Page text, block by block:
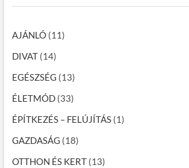
v
i
g
á
c
i
ó
AJÁNLÓ(11)
DIVAT(14)
EGÉSZSÉG (13)
ÉLETMÓD(33)
ÉPÍTKEZÉS – FELÚJÍTÁS(1)
GAZDASÁG (18)
OTTHON ÉS KERT(13)